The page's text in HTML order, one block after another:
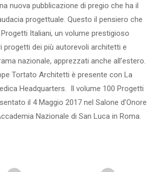
nuova pubblicazione di pregio che ha il
progettuale. Questo il pensiero che
Italiani, un volume prestigioso
progetti dei più autorevoli architetti e
nazionale, apprezzati anche all’estero.
Tortato Architetti è presente con La
Headquarters. Il volume 100 Progetti
il 4 Maggio 2017 nel Salone d’Onore
Nazionale di San Luca in Roma.